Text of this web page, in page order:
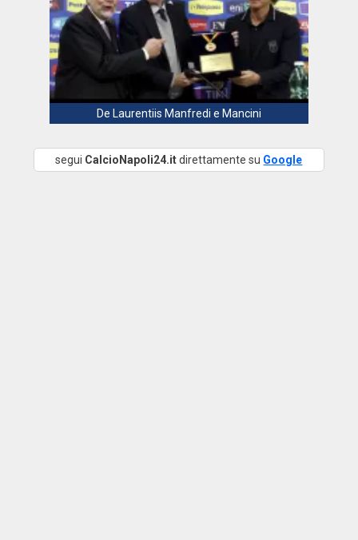
De Laurentiis Manfredi e Mancini
segui CalcioNapoli24.itdirettamente su Google